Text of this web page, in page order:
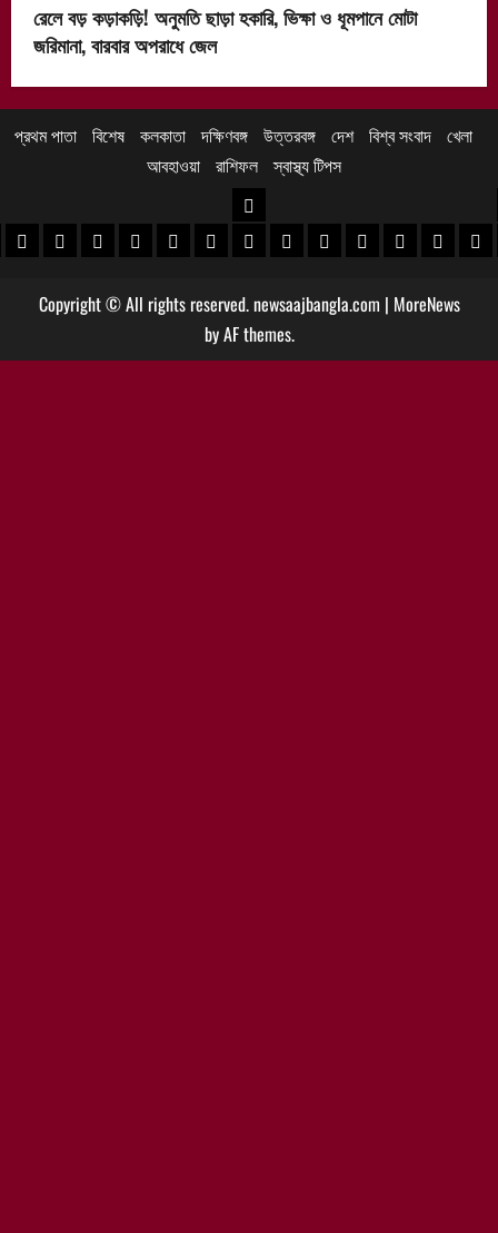
রেলে বড় কড়াকড়ি! অনুমতি ছাড়া হকারি, ভিক্ষা ও ধূমপানে মোটা
জরিমানা, বারবার অপরাধে জেল
প্রথম পাতা বিশেষ কলকাতা দক্ষিণবঙ্গ উত্তরবঙ্গ দেশ বিশ্ব সংবাদ খেলা
আবহাওয়া
রাশিফল স্বাস্থ্য টিপস
খবর
খবর
পুরুলিয়া খবর
বাঁকুড়া খবরপশ্চিম বর্ধমান খবর
পূর্ব বর্ধমান খবর
বীরভূম খবরমুর্শিদাবাদ খবর
উত্তরবঙ্গ
কোচবিহার নিউজ
আলিপুরদুয়ার খবর
জলপাইগুড়ি খবর
শিলিগুড়ি খবর
উত্তরদক্ষিণ
Copyright © All rights reserved. newsaajbangla.com | MoreNews
by AF themes.